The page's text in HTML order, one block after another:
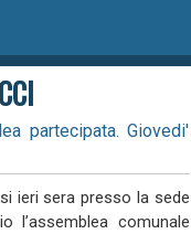
partecipata. Giovedi'
ieri sera presso la sede
l’assemblea comunale